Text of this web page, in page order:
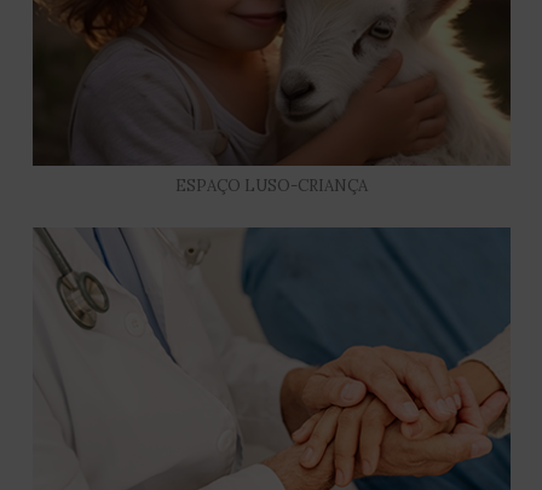
ESPAÇO LUSO-CRIANÇA